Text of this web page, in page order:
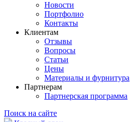
Новости
Портфолио
Контакты
Клиентам
Отзывы
Вопросы
Статьи
Цены
Материалы и фурнитура
Партнерам
Партнерская программа
Поиск на сайте